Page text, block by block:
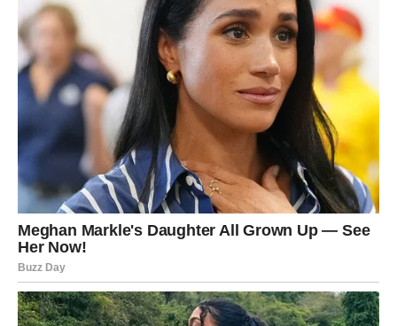
Sreća vam dolazi onda kada ste
skoro izgubile nadu
Mnoge Vodolije će tokom narednog perioda ostati
iznenađene koliko brzo bi se stvari mogle promijeniti
nabolje. Ono što vam dolazi moglo bi vam vratiti vjeru u
sreću i pokazati da ništa kroz šta ste prolazile nije bilo
uzalud.
Sudbina vam sada vraća osmijeh, mir i prilike koje ste
dugo čekale.